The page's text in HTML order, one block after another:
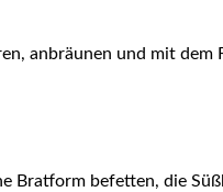
anbräu­nen und mit
Brat­form befet­ten, die